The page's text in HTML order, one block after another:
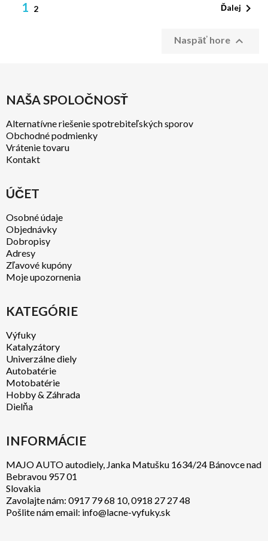
1 2 Ďalej 
Naspäť hore 
NAŠA SPOLOČNOSŤ
Alternatívne riešenie spotrebiteľských sporov
Obchodné podmienky
Vrátenie tovaru
Kontakt
ÚČET
Osobné údaje
Objednávky
Dobropisy
Adresy
Zľavové kupóny
Moje upozornenia
KATEGÓRIE
Výfuky
Katalyzátory
Univerzálne diely
Autobatérie
Motobatérie
Hobby & Záhrada
Dielňa
INFORMÁCIE
MAJO AUTO autodiely, Janka Matušku 1634/24 Bánovce nad
Bebravou 957 01
Slovakia
Zavolajte nám: 0917 79 68 10, 0918 27 27 48
Pošlite nám email: info@lacne-vyfuky.sk